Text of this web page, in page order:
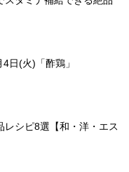
日(火)「酢鶏」
レシピ8選【和・洋・エス